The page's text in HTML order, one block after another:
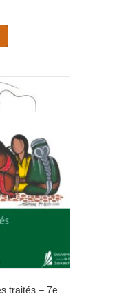
traités – 7e